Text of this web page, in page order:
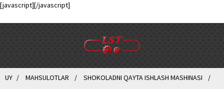
[javascript][/javascript]
UY MAHSULOTLAR SHOKOLADNI QAYTA ISHLASH MASHINASI